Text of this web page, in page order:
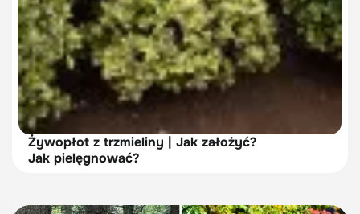
Żywopłot z trzmieliny | Jak założyć?
Jak pielęgnować?